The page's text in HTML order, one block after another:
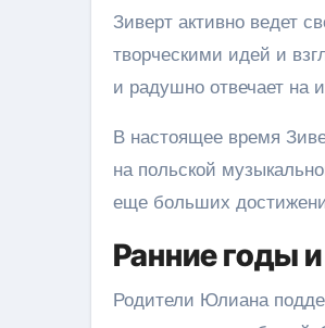
Зиверт активно ведет
творческими идей и
и радушно отвечает на
В настоящее время
на польской
еще больших
Ранние годы
Родители Юлиана